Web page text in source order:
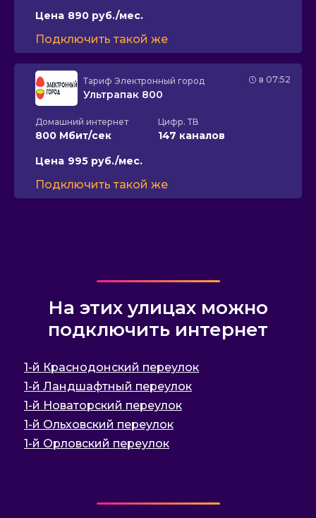
Цена 890 руб./мес.
Подключить такой же
в 07:52
Тариф Электронный город
Ультрапак 800
Домашний интернет
800 Мбит/сек
Цифр. ТВ
147 каналов
Цена 995 руб./мес.
Подключить такой же
На этих улицах можно
подключить интернет
1-й Краснодонский переулок
1-й Ландшафтный переулок
1-й Новаторский переулок
1-й Ольховский переулок
1-й Орловский переулок